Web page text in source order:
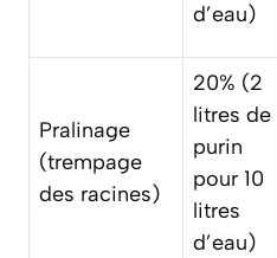
d’eau)
Pralinage
(trempage
des racines)
20% (2
litres de
purin
pour 10
litres
d’eau)